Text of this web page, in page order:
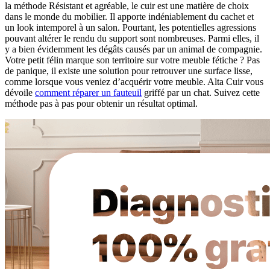
la méthode Résistant et agréable, le cuir est une matière de choix
dans le monde du mobilier. Il apporte indéniablement du cachet et
un look intemporel à un salon. Pourtant, les potentielles agressions
pouvant altérer le rendu du support sont nombreuses. Parmi elles, il
y a bien évidemment les dégâts causés par un animal de compagnie.
Votre petit félin marque son territoire sur votre meuble fétiche ? Pas
de panique, il existe une solution pour retrouver une surface lisse,
comme lorsque vous veniez d’acquérir votre meuble. Alta Cuir vous
dévoile comment réparer un fauteuil griffé par un chat. Suivez cette
méthode pas à pas pour obtenir un résultat optimal.